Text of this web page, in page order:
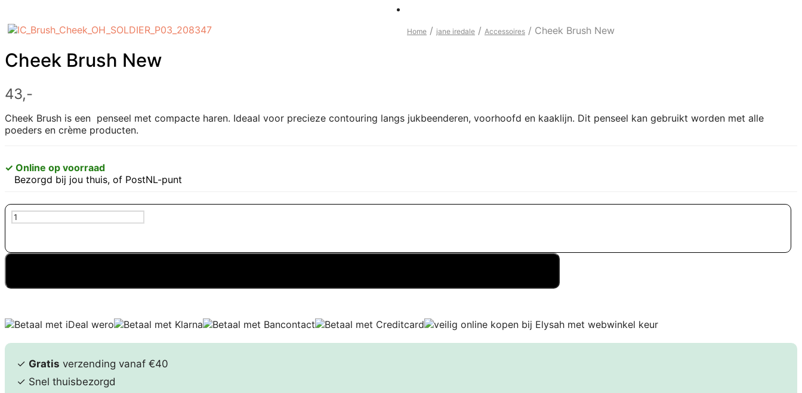
Home / jane iredale / Accessoires / Cheek Brush New
Cheek Brush New
43,-
Cheek Brush is een penseel met compacte haren. Ideaal voor precieze contouring langs jukbeenderen, voorhoofd en kaaklijn. Dit penseel kan gebruikt worden met alle
poeders en crème producten.
✓ Online op voorraad
Bezorgd bij jou thuis, of PostNL-punt
Cheek
Brush
aantal
✓ Gratis verzending vanaf €40
✓ Snel thuisbezorgd